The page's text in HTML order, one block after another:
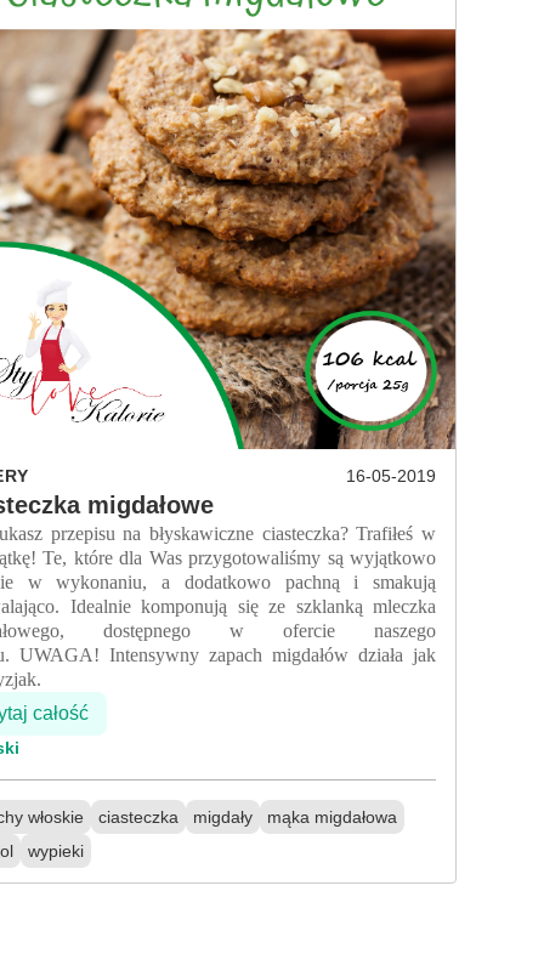
16-05-2019
migdałowe
przepisu na błyskawiczne ciasteczka? Trafiłeś w
Te, które dla Was przygotowaliśmy są wyjątkowo
w wykonaniu, a dodatkowo pachną i smakują
Idealnie komponują się ze szklanką mleczka
dostępnego w ofercie naszego
UWAGA! Intensywny zapach migdałów działa jak
całość
włoskie ciasteczka migdały
mąka migdałowa
wypieki